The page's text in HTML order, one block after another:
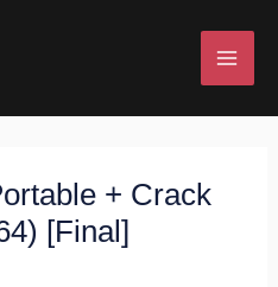
+ Crack
[Final]